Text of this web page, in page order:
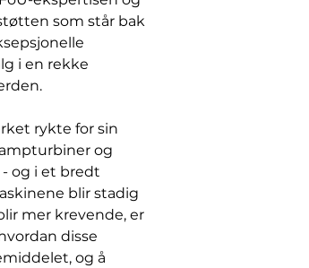
som står bak
i en rekke
rykte for sin
og
og i et bredt
blir stadig
mer krevende, er
disse
og å